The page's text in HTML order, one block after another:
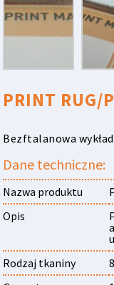
PRINT RUG/
Bezftalanowa
Dane techniczne:
Nazwa produktu
Opis
Rodzaj tkaniny